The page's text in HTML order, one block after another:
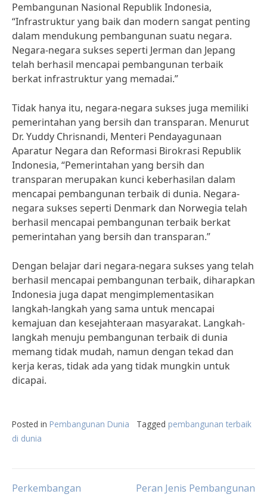
Pembangunan Nasional Republik Indonesia,
“Infrastruktur yang baik dan modern sangat penting
dalam mendukung pembangunan suatu negara.
Negara-negara sukses seperti Jerman dan Jepang
telah berhasil mencapai pembangunan terbaik
berkat infrastruktur yang memadai.”
Tidak hanya itu, negara-negara sukses juga memiliki
pemerintahan yang bersih dan transparan. Menurut
Dr. Yuddy Chrisnandi, Menteri Pendayagunaan
Aparatur Negara dan Reformasi Birokrasi Republik
Indonesia, “Pemerintahan yang bersih dan
transparan merupakan kunci keberhasilan dalam
mencapai pembangunan terbaik di dunia. Negara-
negara sukses seperti Denmark dan Norwegia telah
berhasil mencapai pembangunan terbaik berkat
pemerintahan yang bersih dan transparan.”
Dengan belajar dari negara-negara sukses yang telah
berhasil mencapai pembangunan terbaik, diharapkan
Indonesia juga dapat mengimplementasikan
langkah-langkah yang sama untuk mencapai
kemajuan dan kesejahteraan masyarakat. Langkah-
langkah menuju pembangunan terbaik di dunia
memang tidak mudah, namun dengan tekad dan
kerja keras, tidak ada yang tidak mungkin untuk
dicapai.
Posted in Pembangunan Dunia Tagged pembangunan terbaik
di dunia
Perkembangan
Peran Jenis Pembangunan